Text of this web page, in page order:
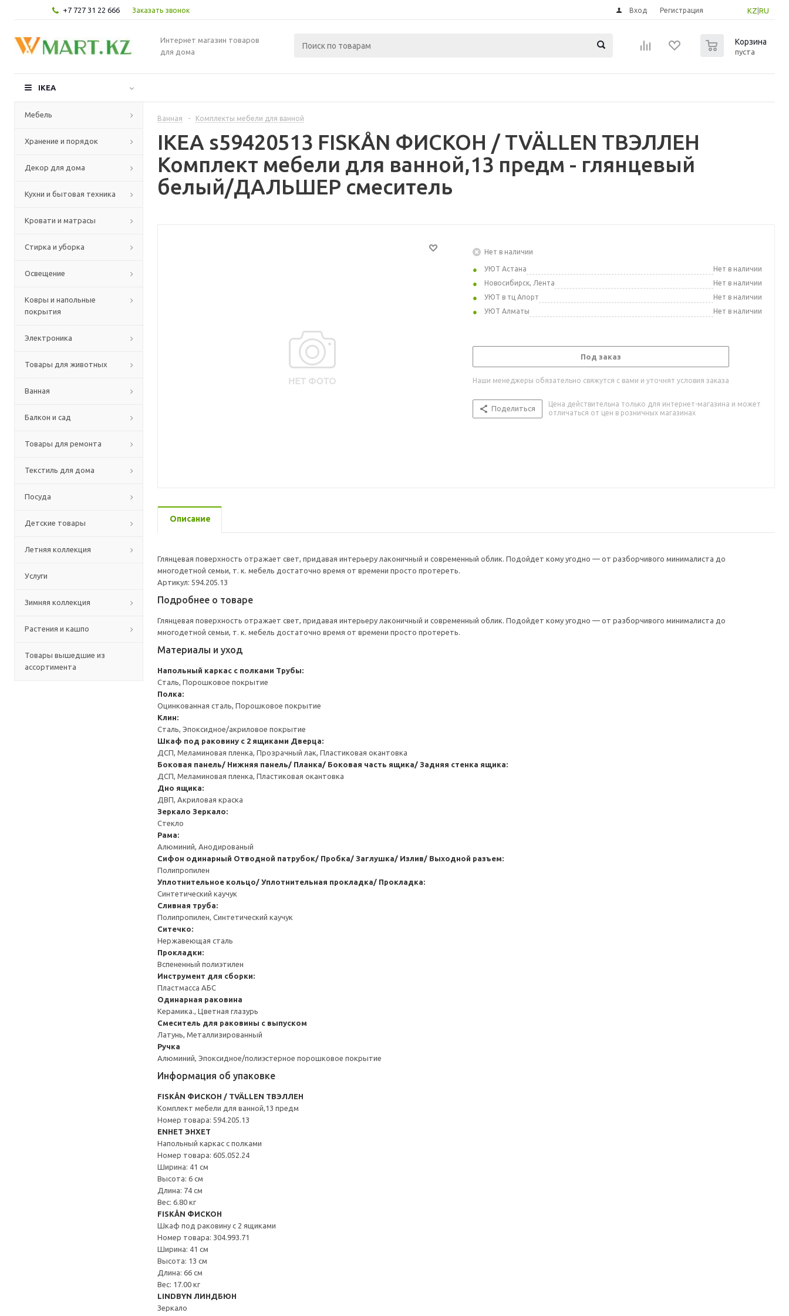
+7 727 31 22 666 Заказать звонок KZ RU
Вход Регистрация
Интернет магазин товаров
для дома
Корзина
пуста
IKEA
Мебель
Хранение и порядок
Декор для дома
Кухни и бытовая техника
Кровати и матрасы
Стирка и уборка
Освещение
Ковры и напольные
покрытия
Электроника
Товары для животных
Ванная
Балкон и сад
Товары для ремонта
Текстиль для дома
Посуда
Детские товары
Летняя коллекция
Услуги
Зимняя коллекция
Растения и кашпо
Товары вышедшие из
ассортимента
Ванная - Комплекты мебели для ванной
IKEA s59420513 FISKÅN ФИСКОН / TVÄLLEN ТВЭЛЛЕН
Комплект мебели для ванной,13 предм - глянцевый
белый/ДАЛЬШЕР смеситель
Нет в наличии
УЮТ Астана
Нет в наличии
Новосибирск, Лента
Нет в наличии
УЮТ в тц Апорт
Нет в наличии
УЮТ Алматы
Нет в наличии
Под заказ
Наши менеджеры обязательно свяжутся с вами и уточнят условия заказа
Поделиться
Цена действительна только для интернет-магазина и может
отличаться от цен в розничных магазинах
Описание
Глянцевая поверхность отражает свет, придавая интерьеру лаконичный и современный облик. Подойдет кому угодно — от разборчивого минималиста до
многодетной семьи, т. к. мебель достаточно время от времени просто протереть.
Артикул: 594.205.13
Подробнее о товаре
Глянцевая поверхность отражает свет, придавая интерьеру лаконичный и современный облик. Подойдет кому угодно — от разборчивого минималиста до
многодетной семьи, т. к. мебель достаточно время от времени просто протереть.
Материалы и уход
Напольный каркас с полками Трубы:
Сталь, Порошковое покрытие
Полка:
Оцинкованная сталь, Порошковое покрытие
Клин:
Сталь, Эпоксидное/акриловое покрытие
Шкаф под раковину с 2 ящиками Дверца:
ДСП, Меламиновая пленка, Прозрачный лак, Пластиковая окантовка
Боковая панель/ Нижняя панель/ Планка/ Боковая часть ящика/ Задняя стенка ящика:
ДСП, Меламиновая пленка, Пластиковая окантовка
Дно ящика:
ДВП, Акриловая краска
Зеркало Зеркало:
Стекло
Рама:
Алюминий, Анодированый
Сифон одинарный Отводной патрубок/ Пробка/ Заглушка/ Излив/ Выходной разъем:
Полипропилен
Уплотнительное кольцо/ Уплотнительная прокладка/ Прокладка:
Синтетический каучук
Сливная труба:
Полипропилен, Синтетический каучук
Ситечко:
Нержавеющая сталь
Прокладки:
Вспененный полиэтилен
Инструмент для сборки:
Пластмасса АБС
Одинарная раковина
Керамика., Цветная глазурь
Смеситель для раковины с выпуском
Латунь, Металлизированный
Ручка
Алюминий, Эпоксидное/полиэстерное порошковое покрытие
Информация об упаковке
FISKÅN ФИСКОН / TVÄLLEN ТВЭЛЛЕН
Комплект мебели для ванной,13 предм
Номер товара: 594.205.13
ENHET ЭНХЕТ
Напольный каркас с полками
Номер товара: 605.052.24
Ширина: 41 см
Высота: 6 см
Длина: 74 см
Вес: 6.80 кг
FISKÅN ФИСКОН
Шкаф под раковину с 2 ящиками
Номер товара: 304.993.71
Ширина: 41 см
Высота: 13 см
Длина: 66 см
Вес: 17.00 кг
LINDBYN ЛИНДБЮН
Зеркало